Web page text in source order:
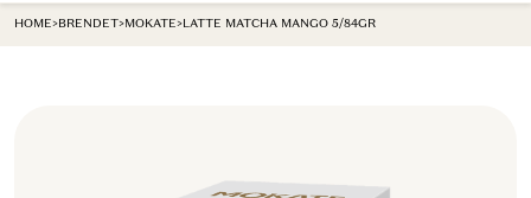
HOME>BRENDET>MOKATE>LATTE MATCHA MANGO 5/84GR